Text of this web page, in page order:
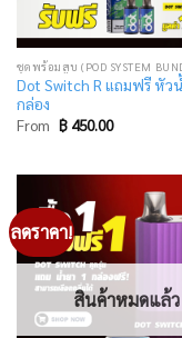
ชุดพร้อมสูบ (POD SYSTEM
Dot Switch R แถมฟรี หัว
กล่อง
From ฿450.00
ลดราคา!
สินค้าหมดแล้ว